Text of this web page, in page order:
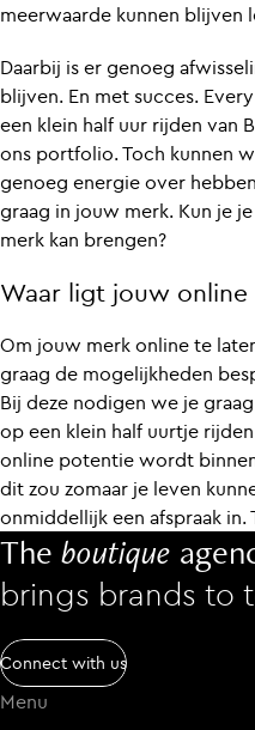
meerwaarde kunnen blijven
Daarbij is er genoeg
blijven. En met succes.
een klein half uur rijden van
ons portfolio. Toch kunnen
genoeg energie over
graag in jouw merk. Kun je
merk kan brengen?
Waar ligt jouw
Om jouw merk online te
graag de mogelijkheden
Bij deze nodigen we je
op een klein half uurtje
online potentie wordt
dit zou zomaar je leven
onmiddellijk een afspraak in.
The boutique
brings brands to
Connect with us
Menu